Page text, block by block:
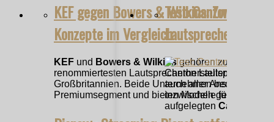
KEF gegen Bowers & Wilkins: Zwei HiFi-
Konzepte im Vergleich
KEF und Bowers & Wilkinsgehören zu den
renommiertesten Lautsprecherherstellern aus
Großbritannien. Beide Unternehmen bedienen das
Premiumsegment und bieten Modelle für
Test: Canton GLE
Lautsprecher
Canton Lautsprecher
auch aller Ansprüche
inzwischen geläufig
aufgelegtenCanton